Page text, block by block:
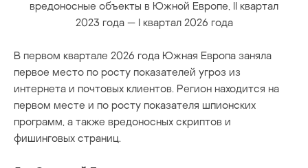
вредоносные объекты в Южной Европе, II квартал
2023 года — I квартал 2026 года
В первом квартале 2026 года Южная Европа заняла
первое место по росту показателей угроз из
интернета и почтовых клиентов. Регион находится на
первом месте и по росту показателя шпионских
программ, а также вредоносных скриптов и
фишинговых страниц.